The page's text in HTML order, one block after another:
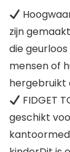
zijn
die
mensen of
hergebruikt
FIDGET
geschikt